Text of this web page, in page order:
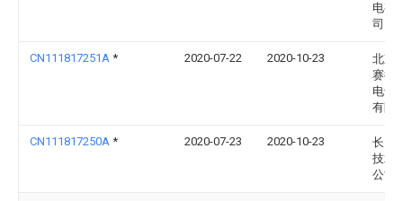
电有
司
CN111817251A * 2020-07-22 2020-10-23
北京
赛德
电气
有限
CN111817250A * 2020-07-23 2020-10-23
长园
技术
公司